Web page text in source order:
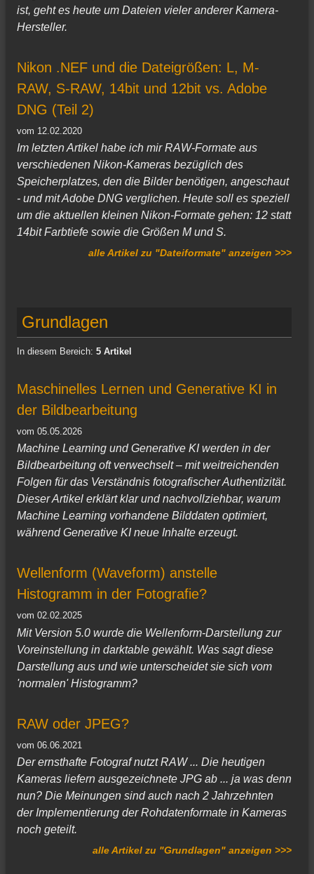
ist, geht es heute um Dateien vieler anderer Kamera-
Hersteller.
Nikon .NEF und die Dateigrößen: L, M-
RAW, S-RAW, 14bit und 12bit vs. Adobe
DNG (Teil 2)
vom 12.02.2020
Im letzten Artikel habe ich mir RAW-Formate aus
verschiedenen Nikon-Kameras bezüglich des
Speicherplatzes, den die Bilder benötigen, angeschaut
- und mit Adobe DNG verglichen. Heute soll es speziell
um die aktuellen kleinen Nikon-Formate gehen: 12 statt
14bit Farbtiefe sowie die Größen M und S.
alle Artikel zu "Dateiformate" anzeigen >>>
Grundlagen
In diesem Bereich: 5 Artikel
Maschinelles Lernen und Generative KI in
der Bildbearbeitung
vom 05.05.2026
Machine Learning und Generative KI werden in der
Bildbearbeitung oft verwechselt – mit weitreichenden
Folgen für das Verständnis fotografischer Authentizität.
Dieser Artikel erklärt klar und nachvollziehbar, warum
Machine Learning vorhandene Bilddaten optimiert,
während Generative KI neue Inhalte erzeugt.
Wellenform (Waveform) anstelle
Histogramm in der Fotografie?
vom 02.02.2025
Mit Version 5.0 wurde die Wellenform-Darstellung zur
Voreinstellung in darktable gewählt. Was sagt diese
Darstellung aus und wie unterscheidet sie sich vom
'normalen' Histogramm?
RAW oder JPEG?
vom 06.06.2021
Der ernsthafte Fotograf nutzt RAW ... Die heutigen
Kameras liefern ausgezeichnete JPG ab ... ja was denn
nun? Die Meinungen sind auch nach 2 Jahrzehnten
der Implementierung der Rohdatenformate in Kameras
noch geteilt.
alle Artikel zu "Grundlagen" anzeigen >>>